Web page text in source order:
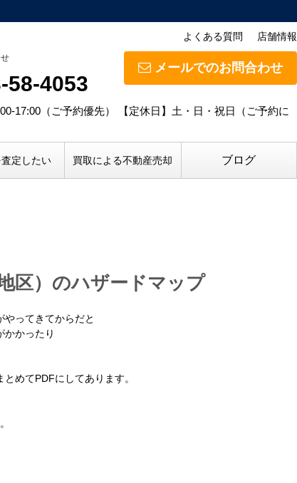
よくある質問 店舗情報
メールでのお問合わせ
58-4053
17:00（ご予約優先） 【定休日】土・日・祝日（ご予約に
定したい 買取による不動産売却 ブログ
区）のハザードマップ
ってきてからだと
かかったり
めてPDFにしてあります。
。